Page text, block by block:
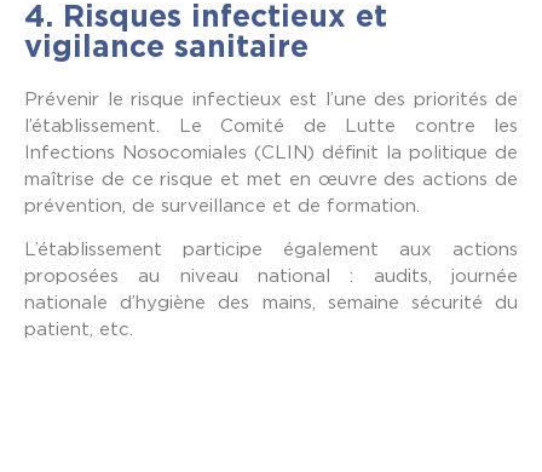
4. Risques infectieux et
vigilance sanitaire
Prévenir le risque infectieux est l’une des priorités de
l’établissement. Le Comité de Lutte contre les
Infections Nosocomiales (CLIN) définit la politique de
maîtrise de ce risque et met en œuvre des actions de
prévention, de surveillance et de formation.
L’établissement participe également aux actions
proposées au niveau national : audits, journée
nationale d’hygiène des mains, semaine sécurité du
patient, etc.